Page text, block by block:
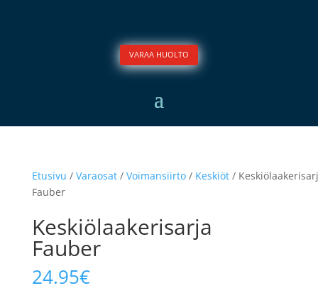
VARAA HUOLTO
Etusivu / Varaosat/ Voimansiirto/ Keskiöt/
Fauber
Keskiölaakerisarja
Fauber
24.95€